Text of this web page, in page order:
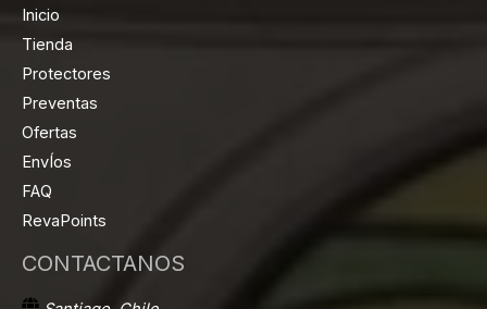
Inicio
Tienda
Protectores
Preventas
Ofertas
EnvÍos
FAQ
RevaPoints
CONTACTANOS